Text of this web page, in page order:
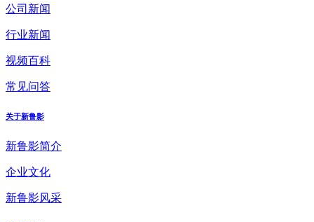
公司新闻
行业新闻
视频百科
常见问答
关于新鲁影
新鲁影简介
企业文化
新鲁影风采